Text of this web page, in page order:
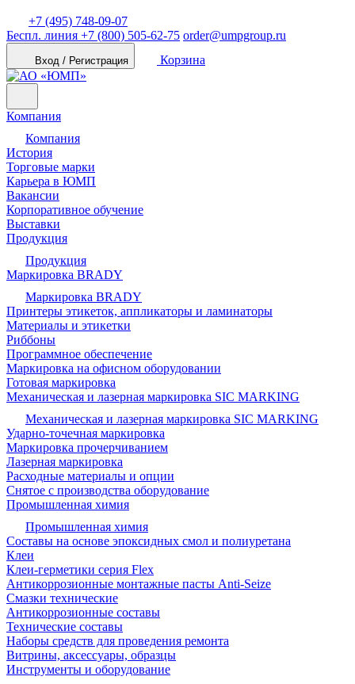
+7 (495) 748-09-07
Беспл. линия +7 (800) 505-62-75 order@umpgroup.ru
Вход / Регистрация Корзина
Компания
Компания
История
Торговые марки
Карьера в ЮМП
Вакансии
Корпоративное обучение
Выставки
Продукция
Продукция
Маркировка BRADY
Маркировка BRADY
Принтеры этикеток, аппликаторы и ламинаторы
Материалы и этикетки
Риббоны
Программное обеспечение
Маркировка на офисном оборудовании
Готовая маркировка
Механическая и лазерная маркировка SIC MARKING
Механическая и лазерная маркировка SIC MARKING
Ударно-точечная маркировка
Маркировка прочерчиванием
Лазерная маркировка
Расходные материалы и опции
Снятое с производства оборудование
Промышленная химия
Промышленная химия
Составы на основе эпоксидных смол и полиуретана
Клеи
Клеи-герметики серия Flex
Антикоррозионные монтажные пасты Anti-Seize
Смазки технические
Антикоррозионные составы
Технические составы
Наборы средств для проведения ремонта
Витрины, аксессуары, образцы
Инструменты и оборудование